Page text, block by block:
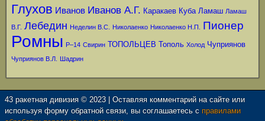
Глухов Иванов Иванов А.Г. Каракаев Куба Ламаш Ламаш
В.Г. Лебедин Неделин В.С. Николаенко Николаенко Н.П. Пионер
Ромны Р–14 Свирин ТОПОЛЬЦЕВ Тополь Холод Чуприянов
Чуприянов В.Л. Шадрин
43 ракетная дивизия © 2023 | Оставляя комментарий на сайте или
используя форму обратной связи, вы соглашаетесь с правилами